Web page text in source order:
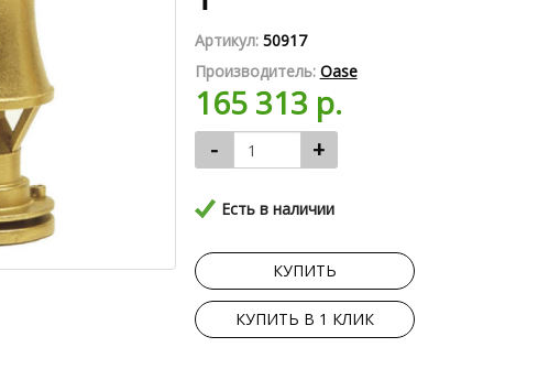
Артикул: 50917
Производитель: Oase
165 313 р.
- +
Есть в наличии
КУПИТЬ
КУПИТЬ В 1 КЛИК